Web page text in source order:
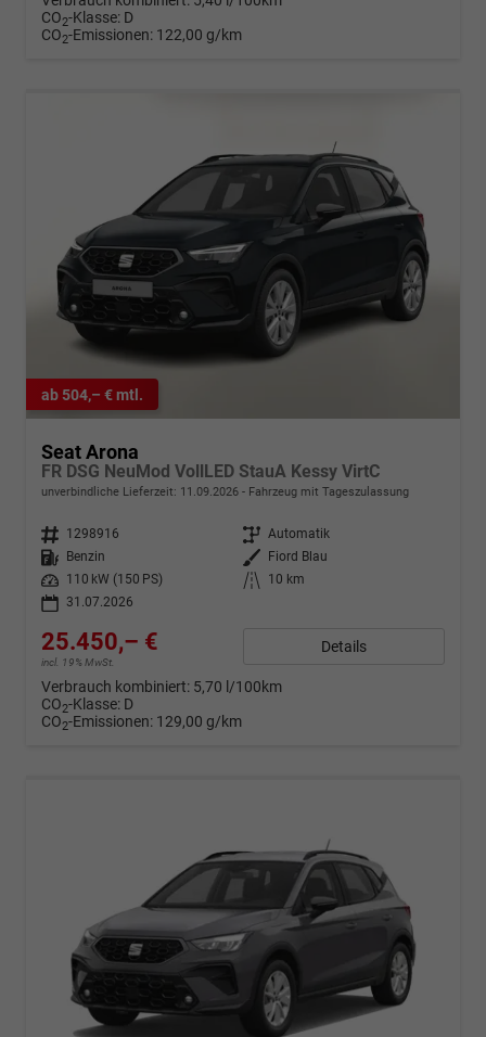
CO2-Klasse: D
CO2-Emissionen: 122,00 g/km
ab 504,– € mtl.
Seat Arona
FR DSG NeuMod VollLED StauA Kessy VirtC
unverbindliche Lieferzeit: 11.09.2026 Fahrzeug mit Tageszulassung
Fahrzeugnr. 1298916 Getriebe Automatik
Kraftstoff
Benzin Außenfarbe
Fiord Blau
Leistung
110 kW (150 PS) Kilometerstand
10 km
31.07.2026
25.450,– €
incl. 19% MwSt.
Details
Verbrauch kombiniert: 5,70 l/100km
CO2-Klasse: D
CO2-Emissionen: 129,00 g/km